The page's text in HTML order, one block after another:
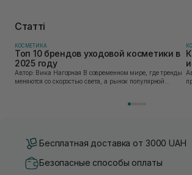
Статті
КОСМЕТИКА
Топ 10 брендов уходовой косметики в
2025 году
Автор: Вика Нагорная В современном мире, где тренды
меняются со скоростью света, а рынок популярной
Бесплатная доставка от 3000 UAH
Безопасные способы оплаты